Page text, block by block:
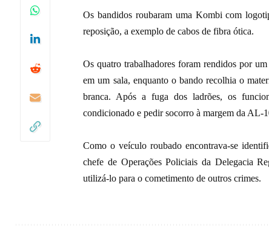
Os bandidos roubaram uma Kombi com
reposição, a exemplo de cabos de fibra ótica.
Os quatro trabalhadores foram rendidos por
em um sala, enquanto o bando recolhia o
branca. Após a fuga dos ladrões, os
condicionado e pedir socorro à margem da AL-
Como o veículo roubado encontrava-se
chefe de Operações Policiais da Delegacia
utilizá-lo para o cometimento de outros crimes.